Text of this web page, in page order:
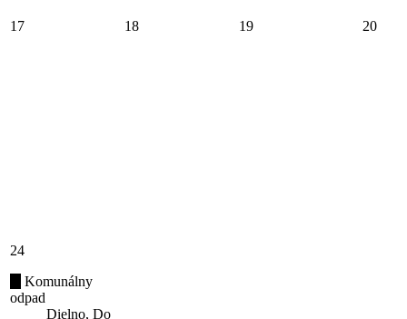
17 18 19 20
24
Komunálny
odpad
Dielno, Do